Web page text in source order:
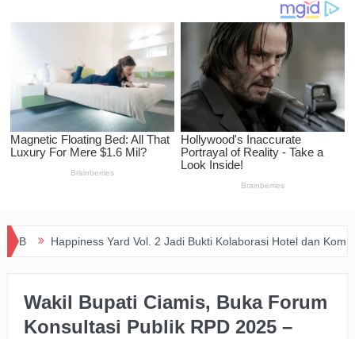
Yard Vol. 2 Jadi Bukti Kolaborasi Hotel dan Komunitas
Wakil Bupati Ciamis, Buka Forum
Konsultasi Publik RPD 2025 –